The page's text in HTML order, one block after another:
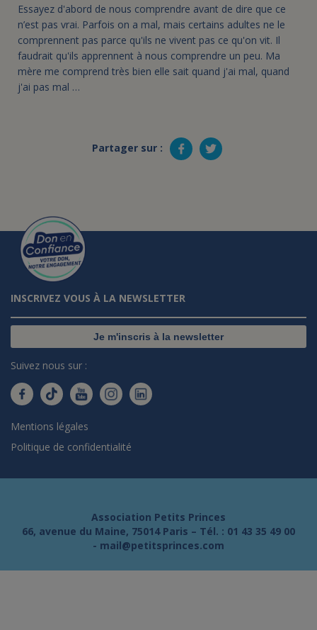
Essayez d'abord de nous comprendre avant de dire que ce
n’est pas vrai. Parfois on a mal, mais certains adultes ne le
comprennent pas parce qu'ils ne vivent pas ce qu'on vit. Il
faudrait qu'ils apprennent à nous comprendre un peu. Ma
mère me comprend très bien elle sait quand j'ai mal, quand
j'ai pas mal …
Partager sur :
INSCRIVEZ VOUS À LA NEWSLETTER
Je m'inscris à la newsletter
Suivez nous sur :
Mentions légales
Politique de confidentialité
Association Petits Princes
66, avenue du Maine, 75014 Paris – Tél. : 01 43 35 49 00
- mail@petitsprinces.com